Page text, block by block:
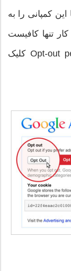
کمپانی را به
تنها کافیست
آن را نصب کرده و روی Opt-out permanently کلیک